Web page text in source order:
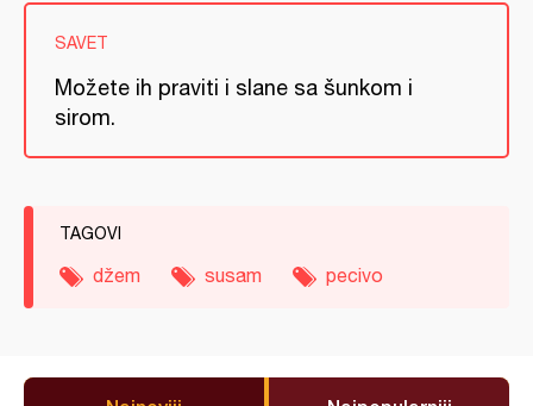
SAVET
Možete ih praviti i slane sa šunkom i
sirom.
TAGOVI
džem susam pecivo